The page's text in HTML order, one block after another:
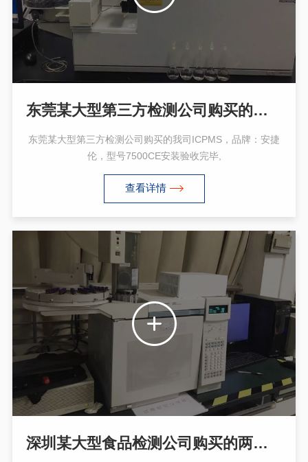
东莞某大型第三方检测公司购买的我司ICPMS安捷伦7500CE
东莞某大型第三方检测公司购买的我司ICPMS，品牌：安捷
伦，型号7500CE安装验收完毕,
查看详情
深圳某大型食品检测公司购买的两台安捷伦气相色谱6890N/6890N